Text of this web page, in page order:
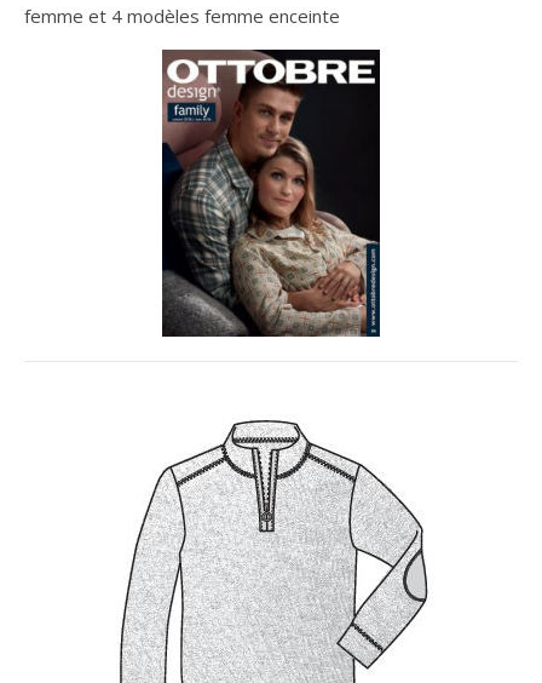
femme et 4 modèles femme enceinte